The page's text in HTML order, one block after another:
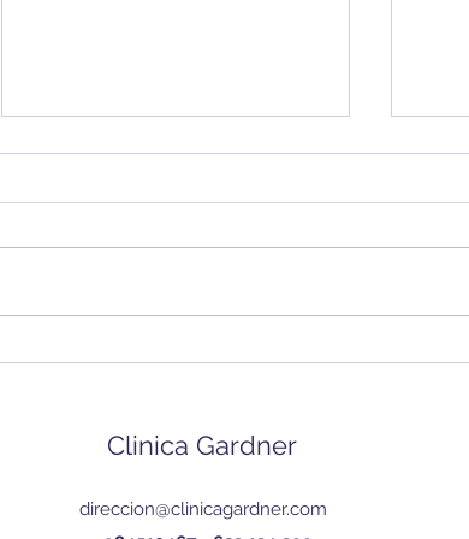
Día
Pero
Clinica Gardner
direccion@clinicagardner.com